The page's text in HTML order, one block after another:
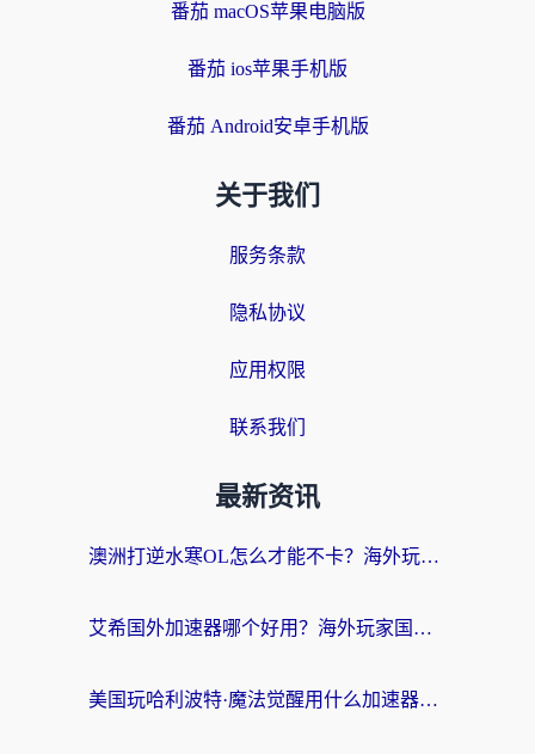
番茄 macOS苹果电脑版
番茄 ios苹果手机版
番茄 Android安卓手机版
关于我们
服务条款
隐私协议
应用权限
联系我们
最新资讯
澳洲打逆水寒OL怎么才能不卡？海外玩家国服游戏加速终极指南（附梦幻模拟战地铁跑酷解决办法）
艾希国外加速器哪个好用？海外玩家国服游戏畅玩终极指南（附欧洲玩鸣潮街头篮球实测）
美国玩哈利波特·魔法觉醒用什么加速器？告别延迟的终极指南（含免费QQ炫舞方案+印尼妄想山海秘籍）